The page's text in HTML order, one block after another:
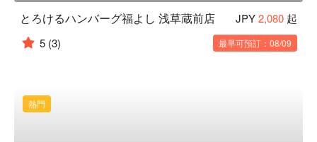
とろけるハンバーグ福よし 浅草蔵前店 JPY2,080 起
5 (3) 最早可預訂：08/09
熱門